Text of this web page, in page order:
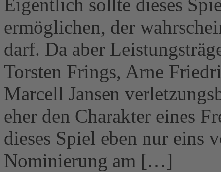
Eigentlich sollte dieses
ermöglichen, der
darf. Da aber
Torsten Frings, Arne
Marcell Jansen
eher den Charakter eines
dieses Spiel eben nur eins
Nominierung am […]